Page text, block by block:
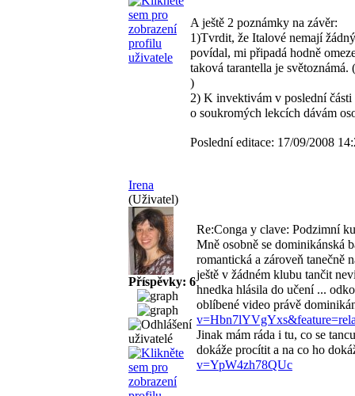
A ještě 2 poznámky na závěr:
1)Tvrdit, že Italové nemají
povídal, mi připadá hodně
taková tarantella je
)
2) K invektivám v poslední
o soukromých lekcích dávám
Poslední editace: 17/09/2008
Irena
(Uživatel)
Příspěvky: 6
Re:Conga y clave: Podzimní
Mně osobně se dominikánská
romantická a zároveň tanečně
ještě v žádném klubu tančit
hnedka hlásila do učení ...
oblíbené video právě
Jinak mám ráda i tu, co se
dokáže procítit a na co ho
v=YpW4zh78QUc